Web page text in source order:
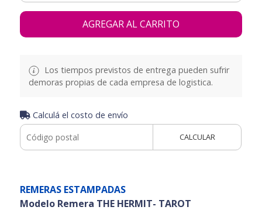
AGREGAR AL CARRITO
Los tiempos previstos de entrega pueden sufrir
demoras propias de cada empresa de logistica.
Calculá el costo de envío
CALCULAR
REMERAS ESTAMPADAS
Modelo Remera THE HERMIT- TAROT